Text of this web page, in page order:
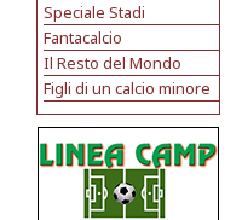
Speciale Stadi
Fantacalcio
Il Resto del Mondo
Figli di un calcio minore